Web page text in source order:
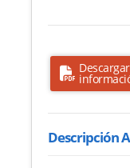
Descargar
Descripción